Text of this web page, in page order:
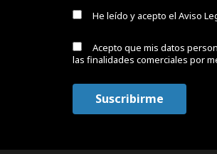
He leído y acepto el Aviso
Acepto que mis datos
las finalidades comerciales por